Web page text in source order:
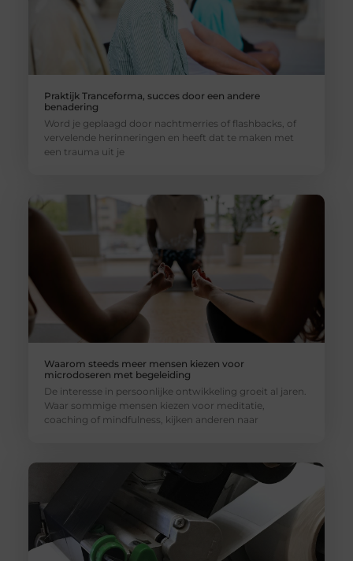
Praktijk Tranceforma, succes door een andere
benadering
Word je geplaagd door nachtmerries of flashbacks, of
vervelende herinneringen en heeft dat te maken met
een trauma uit je
Waarom steeds meer mensen kiezen voor
microdoseren met begeleiding
De interesse in persoonlijke ontwikkeling groeit al jaren.
Waar sommige mensen kiezen voor meditatie,
coaching of mindfulness, kijken anderen naar